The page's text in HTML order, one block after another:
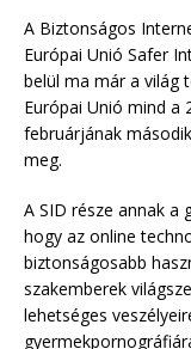
A Biztonságos
Európai Unió Safer
belül ma már a világ
Európai Unió mind a
februárjának
meg.
A SID része annak a
hogy az online
biztonságosabb
szakemberek
lehetséges